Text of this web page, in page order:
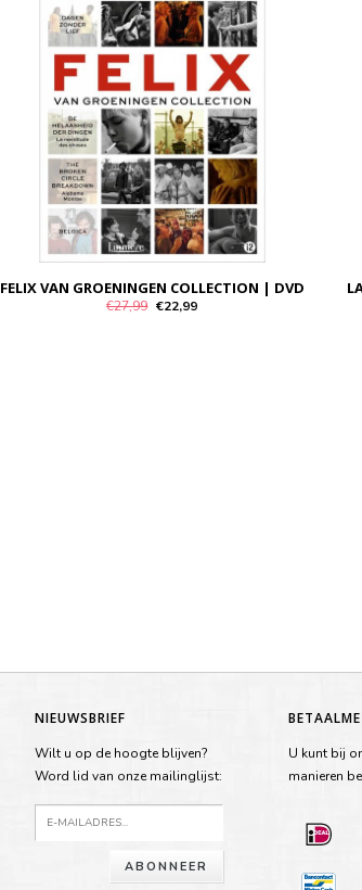
FELIX VAN GROENINGEN COLLECTION | DVD
€27,99 €22,99
NIEUWSBRIEF
Wilt u op de hoogte blijven?
Word lid van onze mailinglijst:
ABONNEER
U kunt bij
manieren